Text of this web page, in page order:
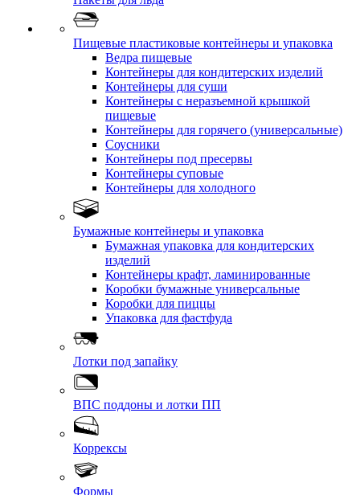
Пищевые пластиковые контейнеры и упаковка
Ведра пищевые
Контейнеры для кондитерских изделий
Контейнеры для суши
Контейнеры с неразъемной крышкой
пищевые
Контейнеры для горячего (универсальные)
Соусники
Контейнеры под пресервы
Контейнеры суповые
Контейнеры для холодного
Бумажные контейнеры и упаковка
Бумажная упаковка для кондитерских
изделий
Контейнеры крафт, ламинированные
Коробки бумажные универсальные
Коробки для пиццы
Упаковка для фастфуда
Лотки под запайку
ВПС поддоны и лотки ПП
Коррексы
Формы